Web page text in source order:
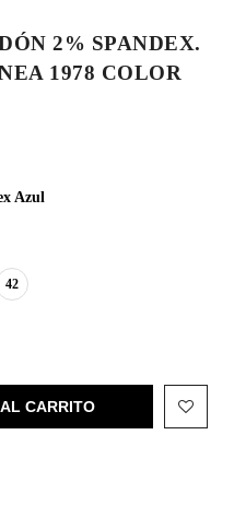
2% SPANDEX.
1978 COLOR
Azul
42
CARRITO